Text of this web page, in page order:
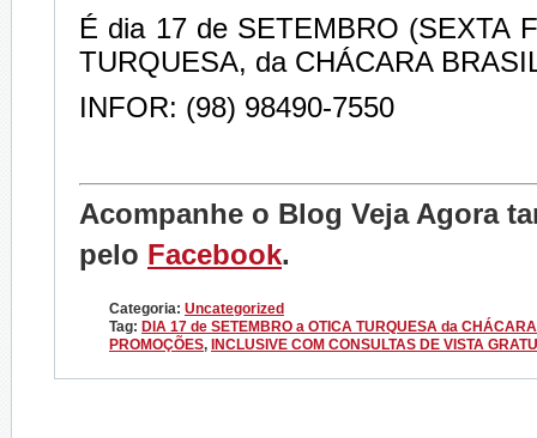
É dia 17 de SETEMBRO (SEXTA
TURQUESA, da CHÁCARA
INFOR: (98) 98490-7550
Acompanhe o Blog Veja Agora
pelo Facebook.
Categoria: Uncategorized
Tag: DIA 17 de SETEMBRO a OTICA TURQUESA da
PROMOÇÕES, INCLUSIVE COM CONSULTAS DE VISTA